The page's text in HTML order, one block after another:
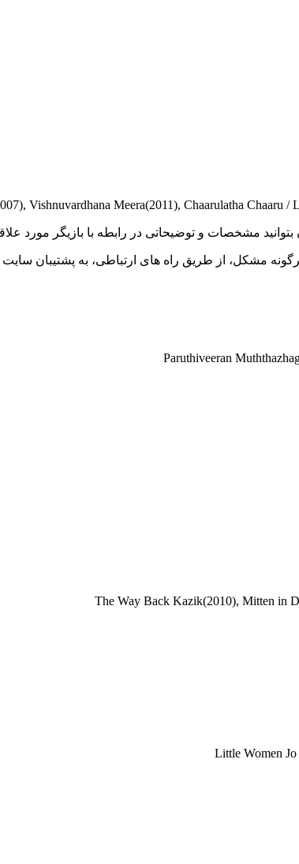
بتوانید مشخصات و توضیحاتی در رابطه با بازیگر
مشکل، از طریق راه های ارتباطی، به پشتیبان سایت